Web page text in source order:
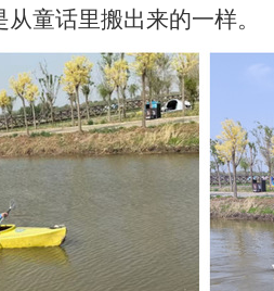
童话里搬出来的一样。